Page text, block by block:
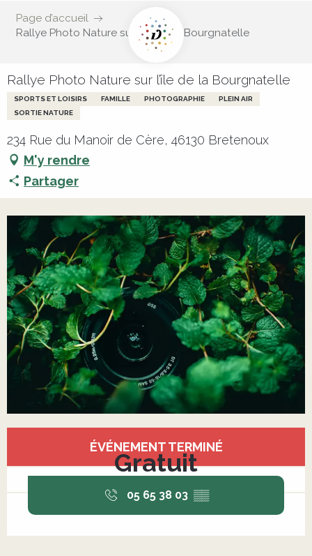
Page d’accueil
Rallye Photo Nature sur l’île de la Bourgnatelle
Rallye Photo Nature sur l’île de la Bourgnatelle
SPORTS ET LOISIRS FAMILLE PHOTOGRAPHIE
PLEIN AIR
SORTIE NATURE
234 Rue du Manoir de Cère, 46130 Bretenoux
M'y rendre
Partager
Ouverture et coordonnées
ÉVÉNEMENT TERMINÉ
Gratuit
05 65 38 03 ▒▒